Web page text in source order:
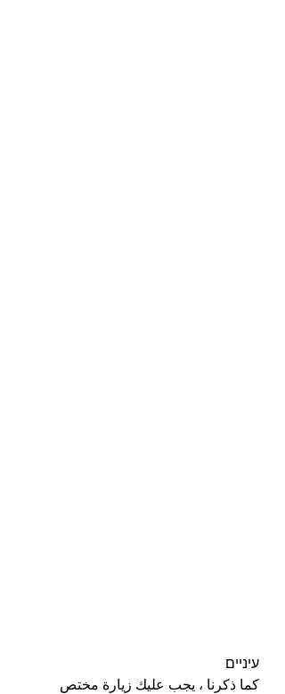
עיניים
كما ذكرنا ، يجب عليك زيارة مختص